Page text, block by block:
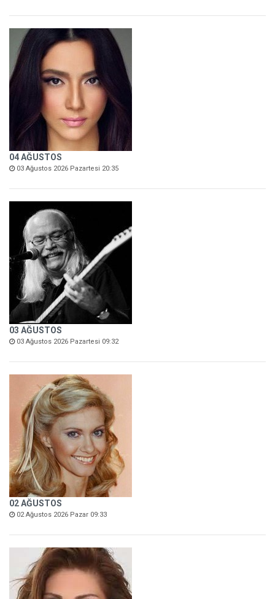
04 AĞUSTOS
03 Ağustos 2026 Pazartesi 20:35
03 AĞUSTOS
03 Ağustos 2026 Pazartesi 09:32
02 AĞUSTOS
02 Ağustos 2026 Pazar 09:33